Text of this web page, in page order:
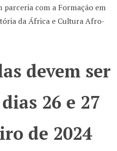
parceria com a Formação em
da África e Cultura Afro-
devem ser
26 e 27
de 2024